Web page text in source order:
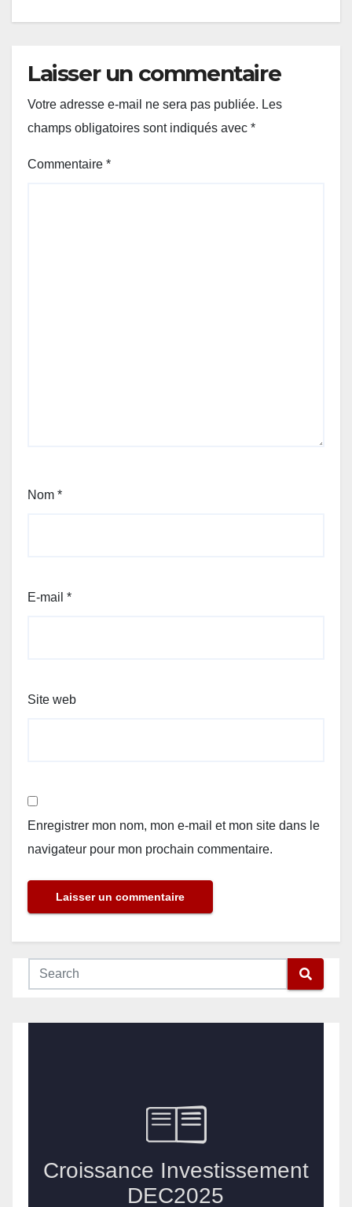
Laisser un commentaire
Votre adresse e-mail ne sera pas publiée. Les
champs obligatoires sont indiqués avec *
Commentaire *
Nom *
E-mail *
Site web
Enregistrer mon nom, mon e-mail et mon site dans le
navigateur pour mon prochain commentaire.